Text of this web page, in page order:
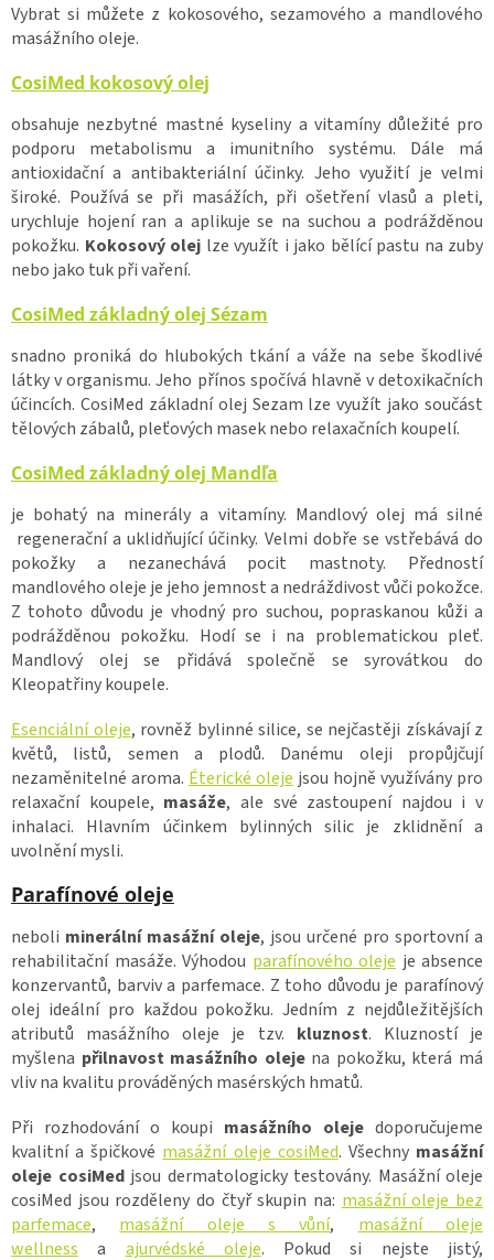
Vybrat si můžete z kokosového, sezamového a mandlového
masážního oleje.
CosiMed kokosový olej
obsahuje nezbytné mastné kyseliny a vitamíny důležité pro
podporu metabolismu a imunitního systému. Dále má
antioxidační a antibakteriální účinky. Jeho využití je velmi
široké. Používá se při masážích, při ošetření vlasů a pleti,
urychluje hojení ran a aplikuje se na suchou a podrážděnou
pokožku. Kokosový olej lze využít i jako bělící pastu na zuby
nebo jako tuk při vaření.
CosiMed základný olej Sézam
snadno proniká do hlubokých tkání a váže na sebe škodlivé
látky v organismu. Jeho přínos spočívá hlavně v detoxikačních
účincích. CosiMed základní olej Sezam lze využít jako součást
tělových zábalů, pleťových masek nebo relaxačních koupelí.
CosiMed základný olej Mandľa
je bohatý na minerály a vitamíny. Mandlový olej má silné
regenerační a uklidňující účinky. Velmi dobře se vstřebává do
pokožky a nezanechává pocit mastnoty. Předností
mandlového oleje je jeho jemnost a nedráždivost vůči pokožce.
Z tohoto důvodu je vhodný pro suchou, popraskanou kůži a
podrážděnou pokožku. Hodí se i na problematickou pleť.
Mandlový olej se přidává společně se syrovátkou do
Kleopatřiny koupele.
Esenciální oleje, rovněž bylinné silice, se nejčastěji získávají z
květů, listů, semen a plodů. Danému oleji propůjčují
nezaměnitelné aroma. Éterické oleje jsou hojně využívány pro
relaxační koupele, masáže, ale své zastoupení najdou i v
inhalaci. Hlavním účinkem bylinných silic je zklidnění a
uvolnění mysli.
Parafínové oleje
neboli minerální masážní oleje, jsou určené pro sportovní a
rehabilitační masáže. Výhodou parafínového oleje je absence
konzervantů, barviv a parfemace. Z toho důvodu je parafínový
olej ideální pro každou pokožku. Jedním z nejdůležitějších
atributů masážního oleje je tzv. kluznost. Kluzností je
myšlena přilnavost masážního olejena pokožku, která má
vliv na kvalitu prováděných masérských hmatů.
Při rozhodování o koupi masážního oleje doporučujeme
kvalitní a špičkové masážní oleje cosiMed. Všechny masážní
oleje cosiMedjsou dermatologicky testovány. Masážní oleje
cosiMed jsou rozděleny do čtyř skupin na: masážní oleje bez
parfemace, masážní oleje s vůní, masážní oleje
wellness a ajurvédské oleje. Pokud si nejste jistý,